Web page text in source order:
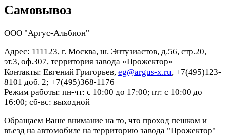
Самовывоз
ООО "Аргус-Альбион"
Адрес: 111123, г. Москва, ш. Энтузиастов, д.56, стр.20,
эт.3, оф.307, территория завода «Прожектор»
Контакты: Евгений Григорьев, eg@argus-x.ru, +7(495)123-
8101 доб. 2; +7(495)368-1176
Режим работы: пн-чт: с 10:00 до 17:00; пт: с 10:00 до
16:00; сб-вс: выходной
Обращаем Ваше внимание на то, что проход пешком и
въезд на автомобиле на территорию завода "Прожектор"